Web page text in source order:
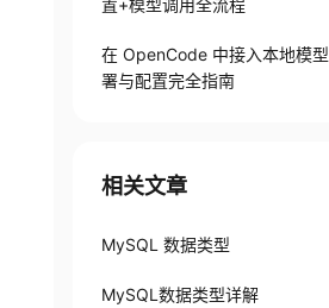
置+模型调用全流程
在 OpenCode 中接入本地模
署与配置完全指南
相关文章
MySQL 数据类型
MySQL数据类型详解